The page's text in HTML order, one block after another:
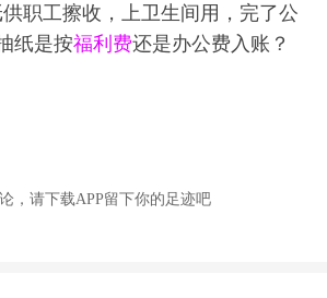
字是2-4月工资数，对吗？ 实际
职工薪酬--取1-3月应付工资合计
工薪酬和实际支付给职工的应付
职工擦收，上卫生间用，完了公
纸是按福利费还是办公费入账？
，请下载APP留下你的足迹吧